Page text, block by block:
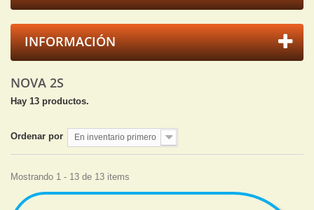
INFORMACIÓN
NOVA 2S
Hay 13 productos.
Ordenar por En inventario primero
Mostrando 1 - 13 de 13 items